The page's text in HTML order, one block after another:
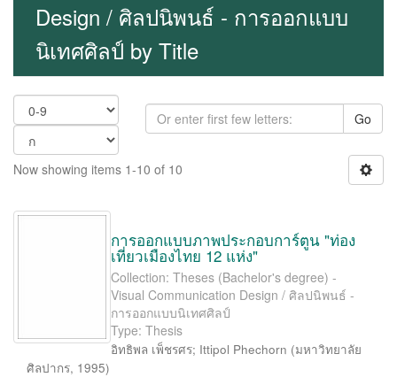
Design / ศิลปนิพนธ์ - การออกแบบ
นิเทศศิลป์ by Title
Go
Now showing items 1-10 of 10
การออกแบบภาพประกอบการ์ตูน "ท่อง
เที่ยวเมืองไทย 12 แห่ง"
Collection: Theses (Bachelor's degree) -
Visual Communication Design / ศิลปนิพนธ์ -
การออกแบบนิเทศศิลป์
Type: Thesis
อิทธิพล เพ็ชรศร; Ittipol Phechorn (มหาวิทยาลัย
ศิลปากร, 1995)